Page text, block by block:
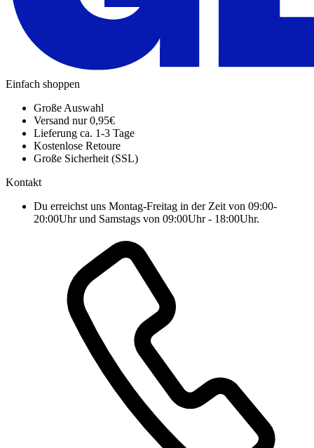
Einfach shoppen
Große Auswahl
Versand nur 0,95€
Lieferung ca. 1-3 Tage
Kostenlose Retoure
Große Sicherheit (SSL)
Kontakt
Du erreichst uns Montag-Freitag in der Zeit von 09:00-
20:00Uhr und Samstags von 09:00Uhr - 18:00Uhr.